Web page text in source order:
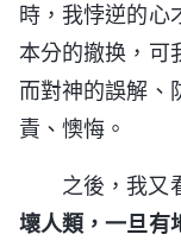
時，我悖逆的心
本分的撤换，可
而對神的誤解、
責、懊悔。
之後，我又
壞人類，一旦有